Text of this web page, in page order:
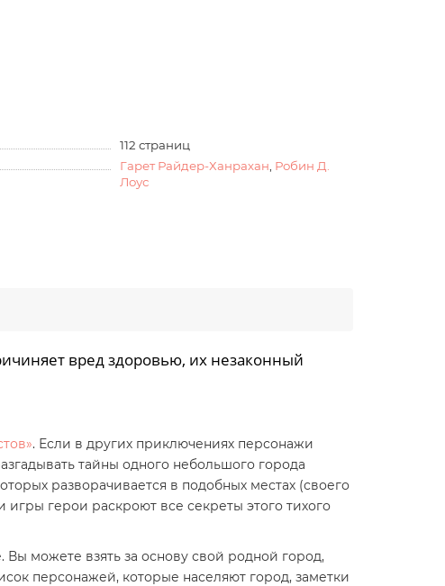
112 страниц
Гарет Райдер-Ханрахан Робин Д.
Лоус
вред здоровью, их незаконный
. Если в других приключениях персонажи
тайны одного небольшого города
разворачивается в подобных местах (своего
герои раскроют все секреты этого тихого
можете взять за основу свой родной город,
персонажей, которые населяют город, заметки